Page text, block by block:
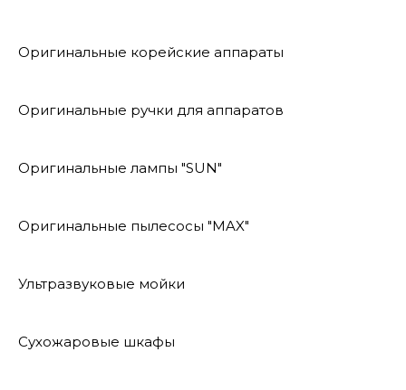
Оригинальные корейские аппараты
Оригинальные ручки для аппаратов
Оригинальные лампы "SUN"
Оригинальные пылесосы "MAX"
Ультразвуковые мойки
Сухожаровые шкафы